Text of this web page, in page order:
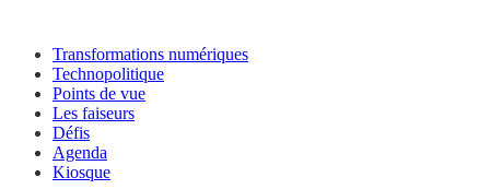
Transformations numériques
Technopolitique
Points de vue
Les faiseurs
Défis
Agenda
Kiosque